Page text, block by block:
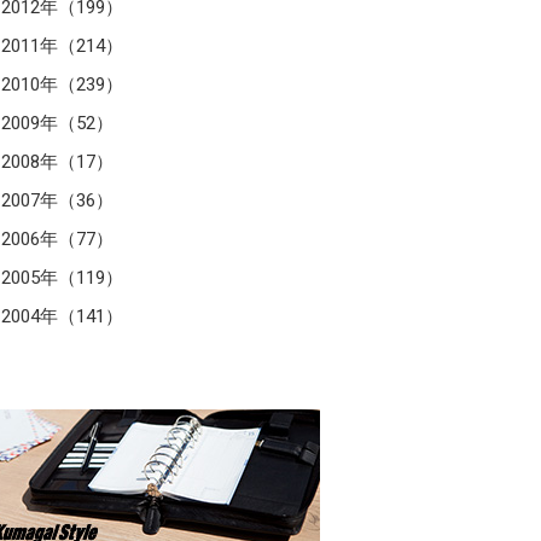
2012年（199）
2011年（214）
2010年（239）
2009年（52）
2008年（17）
2007年（36）
2006年（77）
2005年（119）
2004年（141）